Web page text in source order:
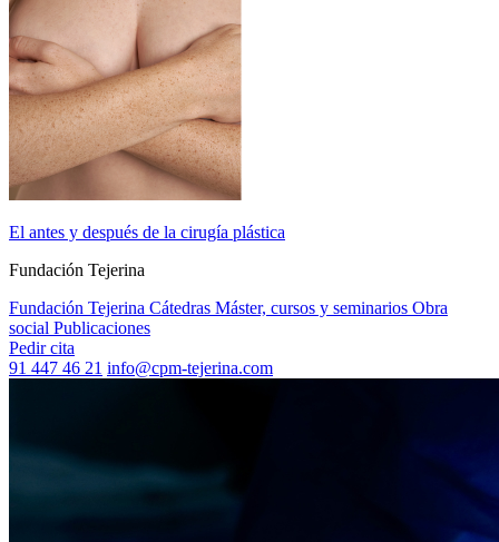
El antes y después de la cirugía plástica
Fundación Tejerina
Fundación Tejerina Cátedras Máster, cursos y seminarios Obra
social Publicaciones
Pedir cita
91 447 46 21 info@cpm-tejerina.com